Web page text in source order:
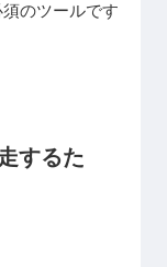
のツールです
するた